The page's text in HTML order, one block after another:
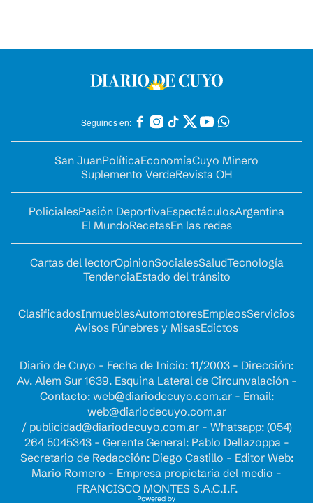
Seguinos en:
San JuanPolíticaEconomíaCuyo Minero
Suplemento VerdeRevista OH
PolicialesPasión DeportivaEspectáculosArgentina
El MundoRecetasEn las redes
Cartas del lectorOpinionSocialesSaludTecnología
TendenciaEstado del tránsito
ClasificadosInmueblesAutomotoresEmpleosServicios
Avisos Fúnebres y MisasEdictos
Diario de Cuyo - Fecha de Inicio: 11/2003 - Dirección:
Av. Alem Sur 1639. Esquina Lateral de Circunvalación -
Contacto: web@diariodecuyo.com.ar- Email:
web@diariodecuyo.com.ar
/ publicidad@diariodecuyo.com.ar- Whatsapp: (054)
264 5045343 - Gerente General: Pablo Dellazoppa -
Secretario de Redacción: Diego Castillo - Editor Web:
Mario Romero - Empresa propietaria del medio -
FRANCISCO MONTES S.A.C.I.F.